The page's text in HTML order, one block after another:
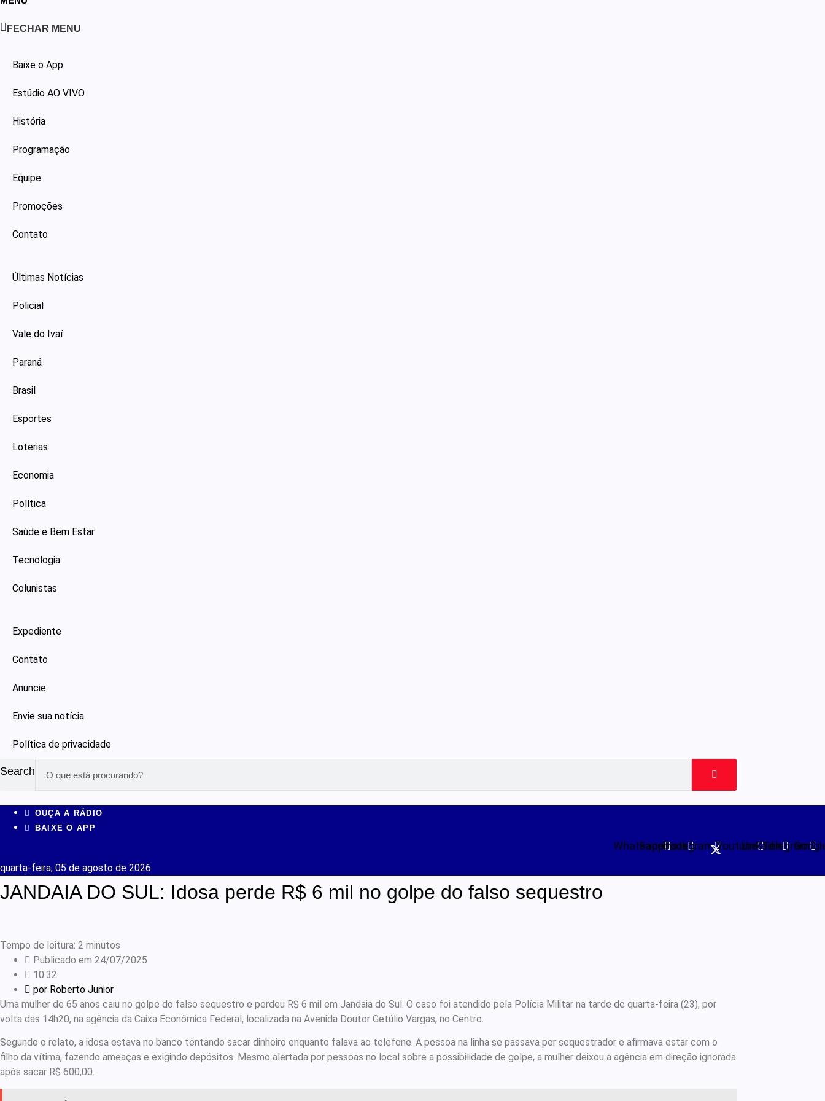
FECHAR MENU
Baixe o App
Estúdio AO VIVO
História
Programação
Equipe
Promoções
Contato
Últimas Notícias
Policial
Vale do Ivaí
Paraná
Brasil
Esportes
Loterias
Economia
Política
Saúde e Bem Estar
Tecnologia
Colunistas
Expediente
Contato
Anuncie
Envie sua notícia
Política de privacidade
Search
OUÇA A RÁDIO
BAIXE O APP
WhatsappFacebook
Instagram YoutubeLinkedinTelegram
quarta-feira, 05 de agosto de 2026
JANDAIA DO SUL: Idosa perde R$ 6 mil no golpe do falso sequestro
Tempo de leitura: 2 minutos
Publicado em 24/07/2025
10:32
por Roberto Junior
Uma mulher de 65 anos caiu no golpe do falso sequestro e perdeu R$ 6 mil em Jandaia do Sul. O caso foi atendido pela Polícia Militar na tarde de quarta-feira (23), por
volta das 14h20, na agência da Caixa Econômica Federal, localizada na Avenida Doutor Getúlio Vargas, no Centro.
Segundo o relato, a idosa estava no banco tentando sacar dinheiro enquanto falava ao telefone. A pessoa na linha se passava por sequestrador e afirmava estar com o
filho da vítima, fazendo ameaças e exigindo depósitos. Mesmo alertada por pessoas no local sobre a possibilidade de golpe, a mulher deixou a agência em direção ignorada
após sacar R$ 600,00.